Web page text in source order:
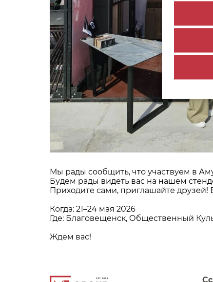
Мы рады сообщить, что участвуем в
Будем рады видеть вас на нашем
Приходите сами, приглашайте
Когда: 21–24 мая 2026
Где: Благовещенск, Общественный
Ждем вас!